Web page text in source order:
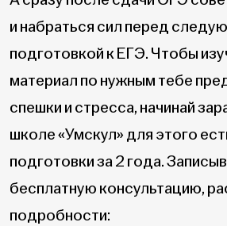
и набраться сил перед
подготовкой к ЕГЭ. Чтобы
материал по нужным тебе
спешки и стресса, начинай
школе «Умскул» для этого
подготовки за 2 года.
бесплатную консультацию,
подробности: